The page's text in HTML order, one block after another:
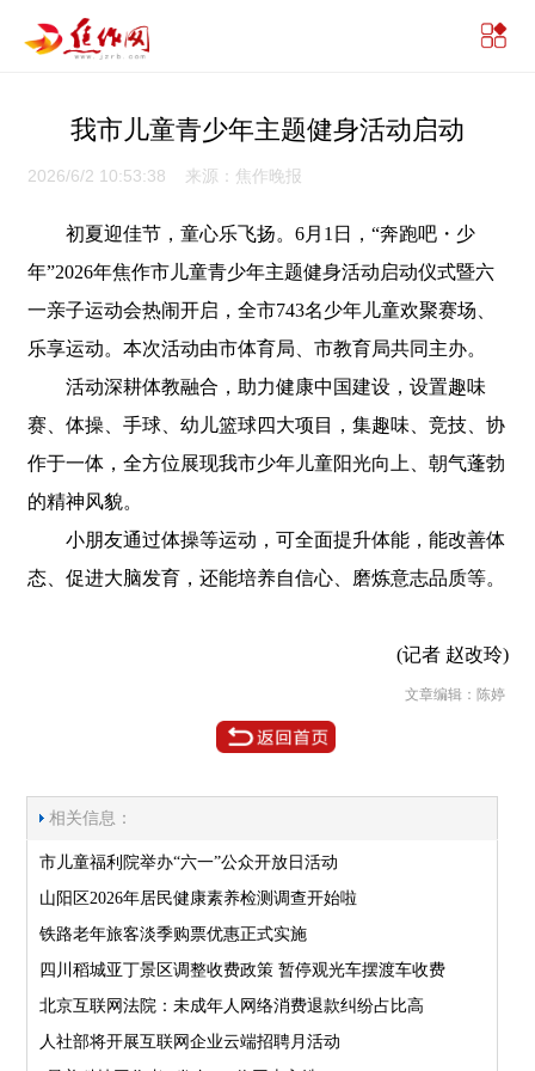
我市儿童青少年主题健身活动启动
2026/6/2 10:53:38 来源：焦作晚报
初夏迎佳节，童心乐飞扬。6月1日，“奔跑吧・少
年”2026年焦作市儿童青少年主题健身活动启动仪式暨六
一亲子运动会热闹开启，全市743名少年儿童欢聚赛场、
乐享运动。本次活动由市体育局、市教育局共同主办。
活动深耕体教融合，助力健康中国建设，设置趣味
赛、体操、手球、幼儿篮球四大项目，集趣味、竞技、协
作于一体，全方位展现我市少年儿童阳光向上、朝气蓬勃
的精神风貌。
小朋友通过体操等运动，可全面提升体能，能改善体
态、促进大脑发育，还能培养自信心、磨炼意志品质等。
(记者 赵改玲)
文章编辑：陈婷
相关信息：
市儿童福利院举办“六一”公众开放日活动
山阳区2026年居民健康素养检测调查开始啦
铁路老年旅客淡季购票优惠正式实施
四川稻城亚丁景区调整收费政策 暂停观光车摆渡车收费
北京互联网法院：未成年人网络消费退款纠纷占比高
人社部将开展互联网企业云端招聘月活动